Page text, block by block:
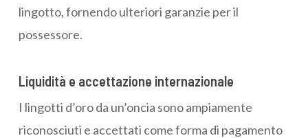
lingotto, fornendo ulteriori garanzie per il
possessore.
Liquidità e accettazione internazionale
I lingotti d’oro da un’oncia sono ampiamente
riconosciuti e accettati come forma di pagamento